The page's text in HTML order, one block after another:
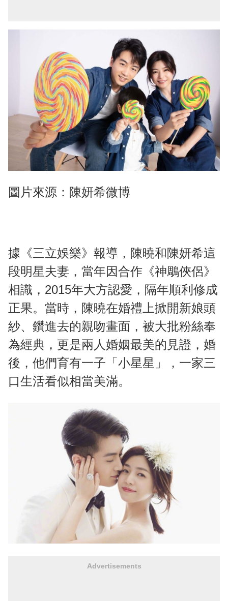
圖片來源：陳妍希微博
據《三立娛樂》報導，陳曉和陳妍希這
段明星夫妻，當年因合作《神鵰俠侶》
相識，2015年大方認愛，隔年順利修成
正果。當時，陳曉在婚禮上掀開新娘頭
紗、鑽進去的親吻畫面，被大批粉絲奉
為經典，更是兩人婚姻最美的見證，婚
後，他們育有一子「小星星」，一家三
口生活看似相當美滿。
Advertisements